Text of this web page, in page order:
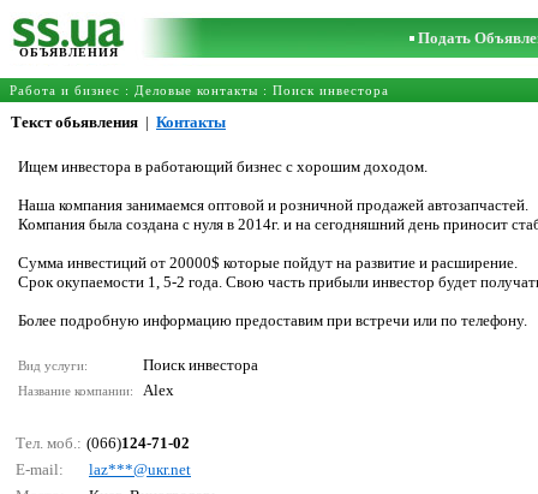
ОБЪЯВЛЕНИЯ
Подать
Работа и бизнес : Деловые контакты : Поиск инвестора
Текст обьявления | Контакты
Ищем инвестора в работающий бизнес с хорошим доходом.
Наша компания занимаемся оптовой и розничной продажей автозапчастей.
Компания была создана с нуля в 2014г. и на сегодняшний день приносит
Сумма инвестиций от 20000$ которые пойдут на развитие и расширение.
Срок окупаемости 1, 5-2 года. Свою часть прибыли инвестор будет
Более подробную информацию предоставим при встречи или по телефону.
Вид услуги: Поиск инвестора
Название компании: Alex
Тел. моб.: (066)124-71-02
E-mail:
lаz***@uкr.nеt